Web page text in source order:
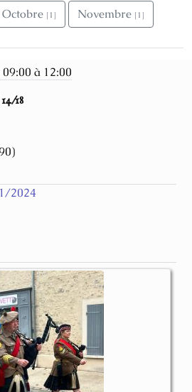
Octobre [1] Novembre [1]
à 12:00
18
2024